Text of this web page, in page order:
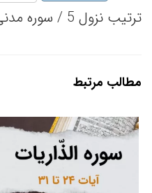
ترتیب نزول 5 / سوره مدنی / تعداد آیات 7
مطالب مرتبط